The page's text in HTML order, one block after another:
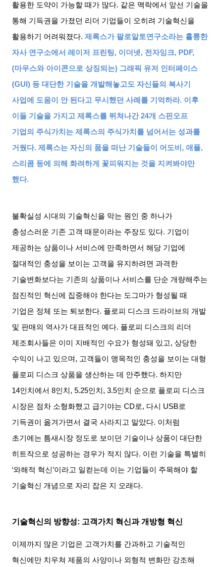
활용한 도약이 가능할 때가 많다. 같은 맥락에서 앞선 기술을
통해 기득권을 가졌던 리더 기업들이 오히려 기술혁신을
활용하기 어려워졌다.제록스가 팔로알토연구소라는 훌륭한
자사 연구소에서 레이저 프린팅, 이더넷, 전자잉크, PDF,
(마우스와 아이콘으로 상징되는) 그래픽 유저 인터페이스
(GUI) 등 대단한 기술을 개발해놓고도 자신들의 복사기
사업에 도움이 안 된다고 무시했던 사례를 기억하라. 이후
이들 기술을 가지고 제록스를 뛰쳐나간24개 스핀오프
기업의 주식가치는 제록스의 주식가치를 넘어서는 성과를
거뒀다.제록스는 자신의 품을 떠난 기술들이 어도비 , 애플,
스리콤 등에 의해 화려하게 꽃피워지는 것을 지켜봐야만
했다.
불확실성 시대의 기술혁신을 막는 원인 중 하나가
충성스러운 기존 고객 때문이라는 주장도 있다. 기업이
제공하는 상품이나 서비스에 만족하면서 해당 기업에
절대적인 충성을 보이는 고객을 유지하려면 과격한
기술변화보다는 기존의 상품이나 서비스를 단순 개량해주는
점진적인 혁신에 집중해야 한다는 도그마가 형성될 때
기업은 정체 또는 퇴보한다. 플로피 디스크 드라이브의 개발
및 판매의 역사가 대표적인 예다. 플로피 디스크의 리더
제조회사들은 이미 지배적인 수요가 형성돼 있고,상당한
수익이 나고 있으며, 고객들이 맹목적인 충성을 보이는 대형
플로피 디스크 상품을 생산하는 데 안주했다.하지만
14인치에서 8인치, 5.25인치, 3.5인치 순으로 플로피 디스크
시장은 점차 소형화했고 급기야는 CD로, 다시 USB로
기득권이 옮겨가면서 결국 사라지고 말았다. 이처럼
초기에는 틈새시장 정도로 보이던 기술이나 상품이 대단한
히트작으로 성공하는 경우가 적지 않다. 이런 기술을 특별히
‘와해적 혁신’이라고 일컫는데 이는 기업들이 주목해야 할
기술혁신 개념으로 자리 잡은 지 오래다.
기술혁신의 방향성: 고객가치 혁신과 개방형 혁신
이제까지 많은 기업은 고객가치를 간과하고 기술적인
혁신에만 치우쳐 제품의 사양이나 외형적 변화만 강조해